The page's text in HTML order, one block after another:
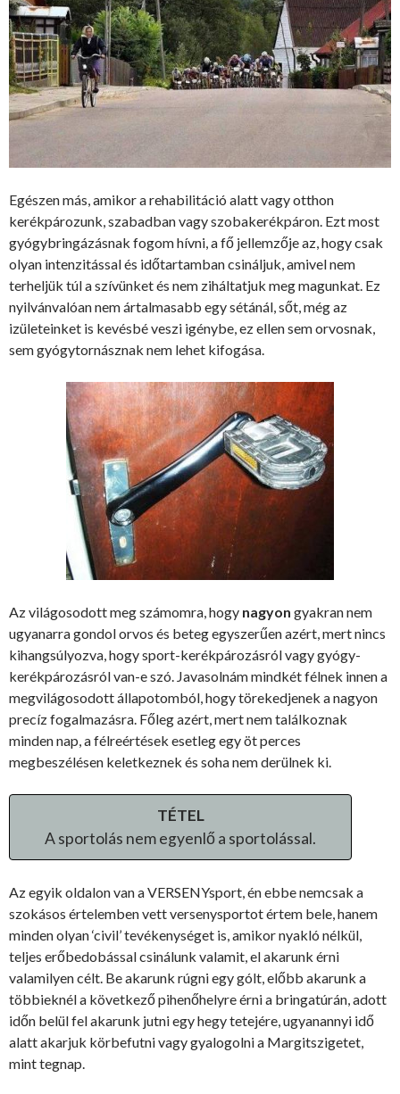
Egészen más, amikor a rehabilitáció alatt vagy otthon
kerékpározunk, szabadban vagy szobakerékpáron. Ezt most
gyógybringázásnak fogom hívni, a fő jellemzője az, hogy csak
olyan intenzitással és időtartamban csináljuk, amivel nem
terheljük túl a szívünket és nem ziháltatjuk meg magunkat. Ez
nyilvánvalóan nem ártalmasabb egy sétánál, sőt, még az
izületeinket is kevésbé veszi igénybe, ez ellen sem orvosnak,
sem gyógytornásznak nem lehet kifogása.
Az világosodott meg számomra, hogy nagyon gyakran nem
ugyanarra gondol orvos és beteg egyszerűen azért, mert nincs
kihangsúlyozva, hogy sport-kerékpározásról vagy gyógy-
kerékpározásról van-e szó. Javasolnám mindkét félnek innen a
megvilágosodott állapotomból, hogy törekedjenek a nagyon
precíz fogalmazásra. Főleg azért, mert nem találkoznak
minden nap, a félreértések esetleg egy öt perces
megbeszélésen keletkeznek és soha nem derülnek ki.
TÉTEL
A sportolás nem egyenlő a sportolással.
Az egyik oldalon van a VERSENYsport, én ebbe nemcsak a
szokásos értelemben vett versenysportot értem bele, hanem
minden olyan ‘civil’ tevékenységet is, amikor nyakló nélkül,
teljes erőbedobással csinálunk valamit, el akarunk érni
valamilyen célt. Be akarunk rúgni egy gólt, előbb akarunk a
többieknél a következő pihenőhelyre érni a bringatúrán, adott
időn belül fel akarunk jutni egy hegy tetejére, ugyanannyi idő
alatt akarjuk körbefutni vagy gyalogolni a Margitszigetet,
mint tegnap.